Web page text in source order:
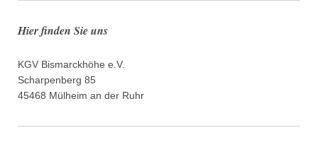
Hier finden Sie uns
KGV Bismarckhöhe e.V.
Scharpenberg 85
45468 Mülheim an der Ruhr